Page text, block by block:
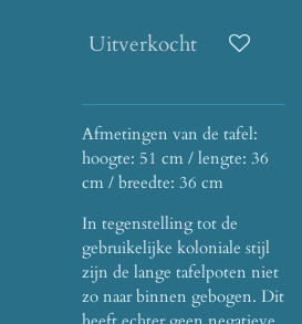
Uitverkocht
Afmetingen van de tafel:
hoogte: 51 cm / lengte: 36
cm / breedte: 36 cm
In tegenstelling tot de
gebruikelijke koloniale stijl
zijn de lange tafelpoten niet
zo naar binnen gebogen. Dit